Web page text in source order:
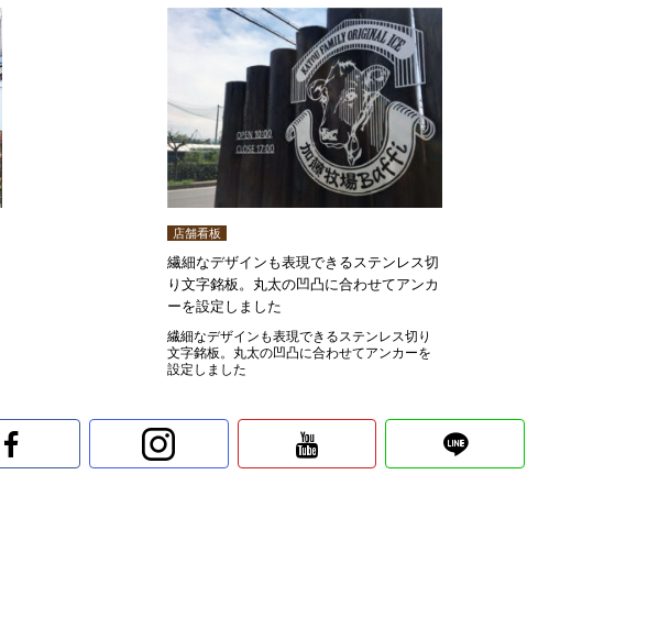
店舗看板
繊細なデザインも表現できるステンレス切
り文字銘板。丸太の凹凸に合わせてアンカ
ーを設定しました
繊細なデザインも表現できるステンレス切り
文字銘板。丸太の凹凸に合わせてアンカーを
設定しました